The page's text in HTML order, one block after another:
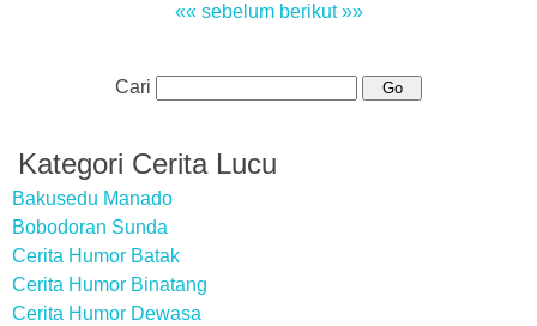
«« sebelum berikut »»
Cari
Kategori Cerita Lucu
Bakusedu Manado
Bobodoran Sunda
Cerita Humor Batak
Cerita Humor Binatang
Cerita Humor Dewasa